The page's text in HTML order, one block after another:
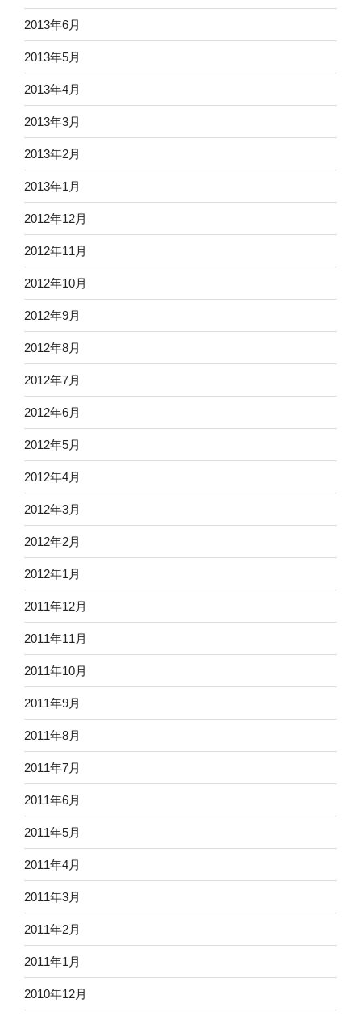
2013年6月
2013年5月
2013年4月
2013年3月
2013年2月
2013年1月
2012年12月
2012年11月
2012年10月
2012年9月
2012年8月
2012年7月
2012年6月
2012年5月
2012年4月
2012年3月
2012年2月
2012年1月
2011年12月
2011年11月
2011年10月
2011年9月
2011年8月
2011年7月
2011年6月
2011年5月
2011年4月
2011年3月
2011年2月
2011年1月
2010年12月